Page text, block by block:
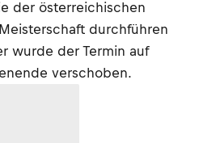
der österreichischen
durchführen
wurde der Termin auf
verschoben.